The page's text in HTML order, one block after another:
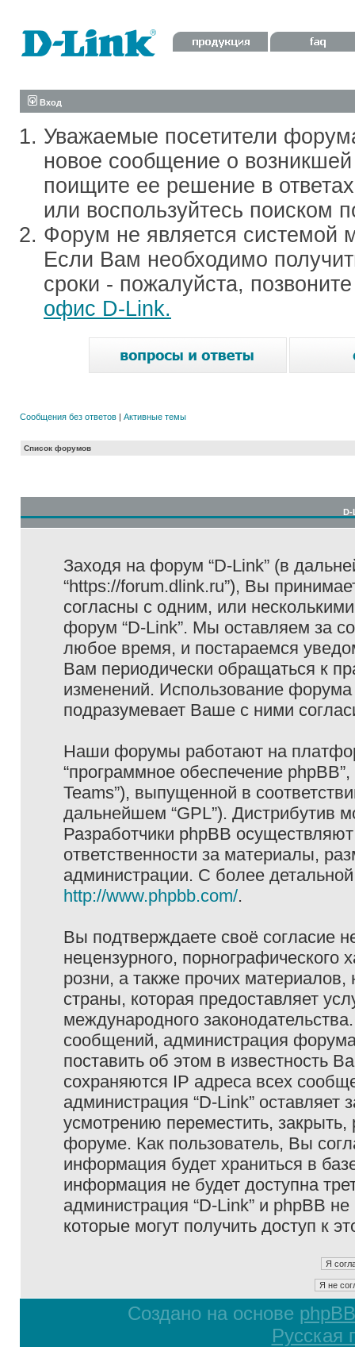
Вход
Уважаемые посетители
новое сообщение о
поищите ее решение в
или воспользуйтесь поиском
Форум не является системой
Если Вам необходимо
сроки - пожалуйста,
офис D-Link.
Сообщения без ответов | Активные темы
Список форумов
D-
Заходя на форум “D-Link” (в
“https://forum.dlink.ru”), Вы
согласны с одним, или
форум “D-Link”. Мы оставляем за
любое время, и постараемся
Вам периодически обращаться к
изменений. Использование
подразумевает Ваше с ними
Наши форумы работают на
“программное обеспечение
Teams”), выпущенной в
дальнейшем “GPL”). Дистрибутив
Разработчики phpBB
ответственности за материалы,
администрации. С более
http://www.phpbb.com/.
Вы подтверждаете своё согласие
нецензурного, порнографического
розни, а также прочих
страны, которая предоставляет
международного
сообщений, администрация
поставить об этом в известность
сохраняются IP адреса всех
администрация “D-Link”
усмотрению переместить,
форуме. Как пользователь, Вы
информация будет храниться в
информация не будет доступна
администрация “D-Link” и phpBB
которые могут получить доступ к
Создано на основе phpBB
Русская